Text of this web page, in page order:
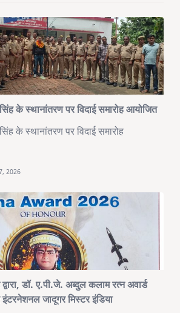
सिंह के स्थानांतरण पर विदाई समारोह आयोजित
सिंह के स्थानांतरण पर विदाई समारोह
2026
डॉ. ए.पी.जे. अब्दुल कलाम रत्न अवार्ड
जादूगर मिस्टर इंडिया